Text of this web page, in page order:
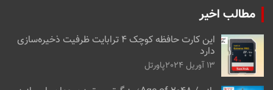
مطالب اخیر
این کارت حافظه کوچک ۴ ترابایت ظرفیت ذخیره‌سازی
دارد
13 آوریل 2024 پاورتل